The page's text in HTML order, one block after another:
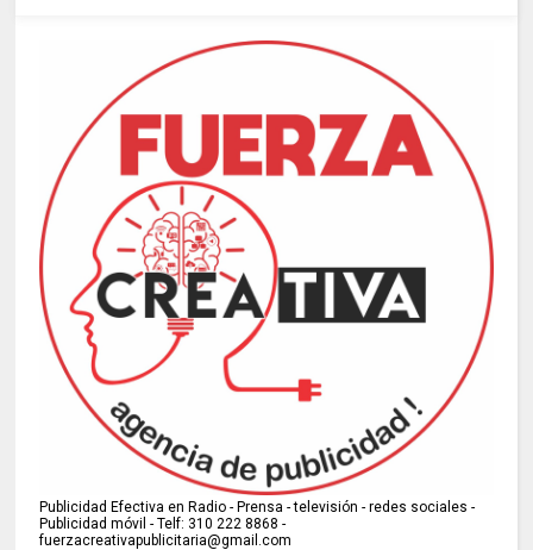
Publicidad Efectiva en Radio - Prensa - televisión - redes sociales -
Publicidad móvil - Telf: 310 222 8868 -
fuerzacreativapublicitaria@gmail.com